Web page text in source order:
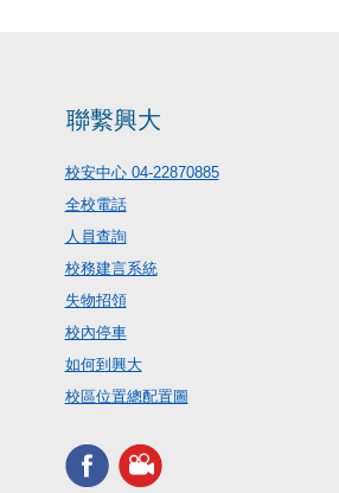
聯繫興大
校安中心 04-22870885
全校電話
人員查詢
校務建言系統
失物招領
校內停車
如何到興大
校區位置總配置圖